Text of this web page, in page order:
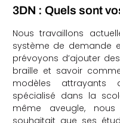
3DN : Quels sont
Nous travaillons
système de demande
prévoyons d’ajouter
braille et savoir
modèles attrayants
spécialisé dans la
même aveugle,